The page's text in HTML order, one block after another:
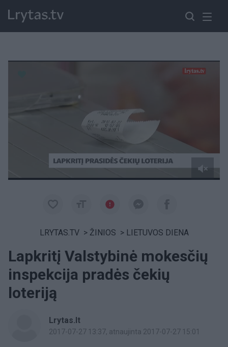
LRYTAS.TV > ŽINIOS > LIETUVOS DIENA
Lapkritį Valstybinė mokesčių
inspekcija pradės čekių
loteriją
Lrytas.lt
2017-07-27 13:37, atnaujinta 2017-07-27 15:01